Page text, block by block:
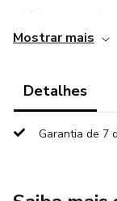
Você receberá:
Mostrar mais
Detalhes
Garantia de 7